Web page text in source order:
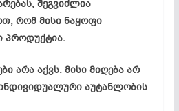
შეგვიძლია
რომ მისი ნაყოფი
პროდუქტია.
არა აქვს. მისი მიღება არ
აუტანლობის